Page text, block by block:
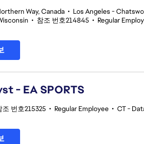
Way, Canada • Los Angeles -
• 참조 번호214845 • Regular
- EA SPORTS
조 번호215325 • Regular Employee • CT -